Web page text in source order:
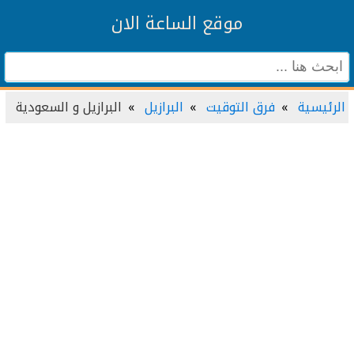
موقع الساعة الان
الرئيسية فرق التوقيت البرازيل البرازيل و السعودية